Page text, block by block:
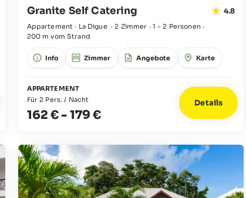
Granite Self Catering 4.8
Appartement · La Digue ·2 Zimmer · 1 - 2 Personen·
200 m vom Strand
Info Zimmer Angebote Karte
APPARTEMENT
Für 2 Pers. / Nacht
162 €- 179 €
Details